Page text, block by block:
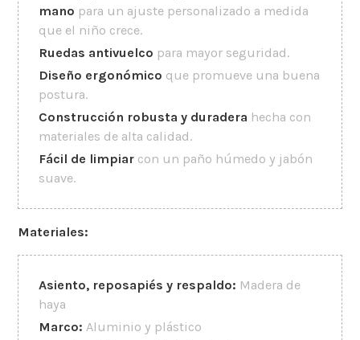
mano para un ajuste personalizado a medida
que el niño crece.
Ruedas antivuelco para mayor seguridad.
Diseño ergonómico que promueve una buena
postura.
Construcción robusta y duradera hecha con
materiales de alta calidad.
Fácil de limpiar con un paño húmedo y jabón
suave.
Materiales:
Asiento, reposapiés y respaldo: Madera de
haya
Marco: Aluminio y plástico